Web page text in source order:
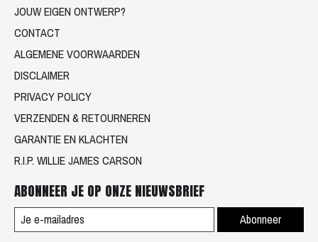
JOUW EIGEN ONTWERP?
CONTACT
ALGEMENE VOORWAARDEN
DISCLAIMER
PRIVACY POLICY
VERZENDEN & RETOURNEREN
GARANTIE EN KLACHTEN
R.I.P. WILLIE JAMES CARSON
ABONNEER JE OP ONZE NIEUWSBRIEF
Abonneer